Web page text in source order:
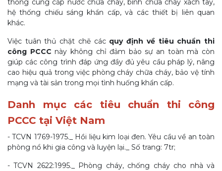
thống cung cấp nước chữa cháy, bình chữa cháy xách tay,
hệ thống chiếu sáng khẩn cấp, và các thiết bị liên quan
khác.
Việc tuân thủ chặt chẽ các quy định về tiêu chuẩn thi
công PCCC này không chỉ đảm bảo sự an toàn mà còn
giúp các công trình đáp ứng đầy đủ yêu cầu pháp lý, nâng
cao hiệu quả trong việc phòng cháy chữa cháy, bảo vệ tính
mạng và tài sản trong mọi tình huống khẩn cấp.
Danh mục các tiêu chuẩn thi công
PCCC tại Việt Nam
- TCVN 1769-1975._ Hồi liệu kim loại đen. Yêu cầu về an toàn
phòng nổ khi gia công và luyện lại._ Số trang: 7tr;
- TCVN 2622:1995._ Phòng cháy, chống cháy cho nhà và